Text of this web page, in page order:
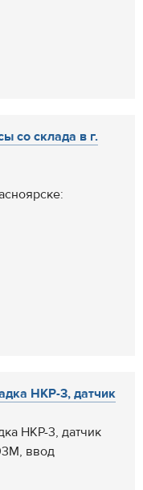
со склада в г.
НКР-3, датчик
НКР-3, датчик
ввод